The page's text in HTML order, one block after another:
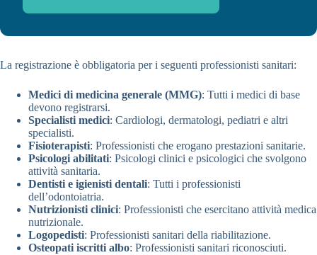
La registrazione è obbligatoria per i seguenti professionisti sanitari:
Medici di medicina generale (MMG): Tutti i medici di base
devono registrarsi.
Specialisti medici: Cardiologi, dermatologi, pediatri e altri
specialisti.
Fisioterapisti: Professionisti che erogano prestazioni sanitarie.
Psicologi abilitati: Psicologi clinici e psicologici che svolgono
attività sanitaria.
Dentisti e igienisti dentali: Tutti i professionisti
dell’odontoiatria.
Nutrizionisti clinici: Professionisti che esercitano attività medica
nutrizionale.
Logopedisti: Professionisti sanitari della riabilitazione.
Osteopati iscritti albo: Professionisti sanitari riconosciuti.